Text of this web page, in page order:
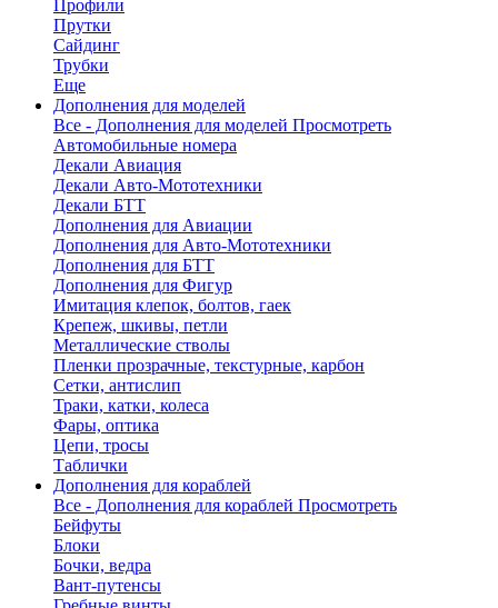
Профили
Прутки
Сайдинг
Трубки
Еще
Дополнения для моделей
Все - Дополнения для моделей Просмотреть
Автомобильные номера
Декали Авиация
Декали Авто-Мототехники
Декали БТТ
Дополнения для Авиации
Дополнения для Авто-Мототехники
Дополнения для БТТ
Дополнения для Фигур
Имитация клепок, болтов, гаек
Крепеж, шкивы, петли
Металлические стволы
Пленки прозрачные, текстурные, карбон
Сетки, антислип
Траки, катки, колеса
Фары, оптика
Цепи, тросы
Таблички
Дополнения для кораблей
Все - Дополнения для кораблей Просмотреть
Бейфуты
Блоки
Бочки, ведра
Вант-путенсы